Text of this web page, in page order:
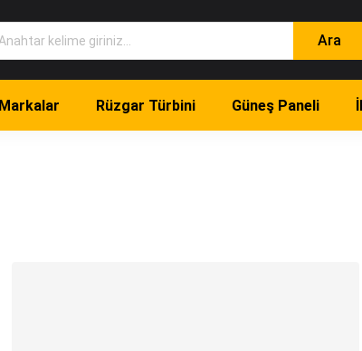
Markalar Rüzgar Türbini Güneş Paneli